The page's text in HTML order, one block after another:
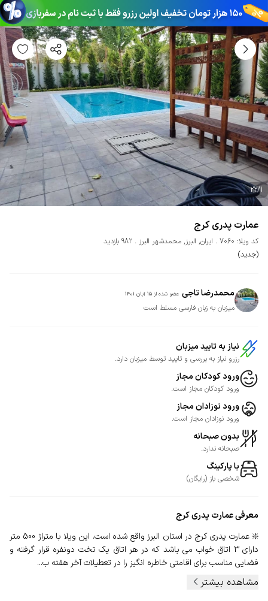
22/1
عمارت پدری کرج
کد ویلا: 7060 ایران, البرز, محمدشهر البرز
982 بازدید
(جدید)
محمدرضا تاجی عضو شده از 15 آبان 1401
میزبان به زبان فارسی مسلط است
نیاز به تایید میزبان
رزرو نیاز به بررسی و تایید توسط میزبان دارد.
ورود کودکان مجاز
ورود کودکان مجاز است.
ورود نوزادان مجاز
ورود نوزادان مجاز است.
بدون صبحانه
صبحانه ندارد.
با پارکینگ
شخصی باز (رایگان)
معرفیعمارت پدری کرج
❇️ عمارت پدری کرج در استان البرز واقع شده است. این ویلا با متراژ 500 متر
دارای 3 اتاق خواب می باشد که در هر اتاق یک تخت دونفره قرار گرفته و
فضایی مناسب برای اقامتی خاطره انگیز را در تعطیلات آخر هفته ب...
مشاهده بیشتر